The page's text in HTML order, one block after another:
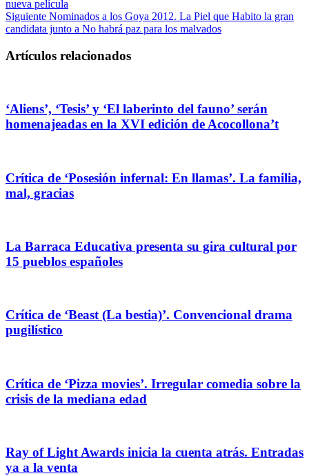
nueva película
Siguiente Nominados a los Goya 2012. La Piel que Habito la gran
candidata junto a No habrá paz para los malvados
Artículos relacionados
‘Aliens’, ‘Tesis’ y ‘El laberinto del fauno’ serán
homenajeadas en la XVI edición de Acocollona’t
Crítica de ‘Posesión infernal: En llamas’. La familia,
mal, gracias
La Barraca Educativa presenta su gira cultural por
15 pueblos españoles
Crítica de ‘Beast (La bestia)’. Convencional drama
pugilístico
Crítica de ‘Pizza movies’. Irregular comedia sobre la
crisis de la mediana edad
Ray of Light Awards inicia la cuenta atrás. Entradas
ya a la venta